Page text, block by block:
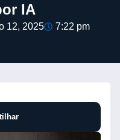
IA
12, 2025 7:22 pm